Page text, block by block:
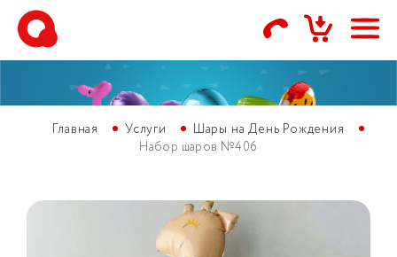
Главная Услуги
Шары на День Рождения
Набор шаров №406